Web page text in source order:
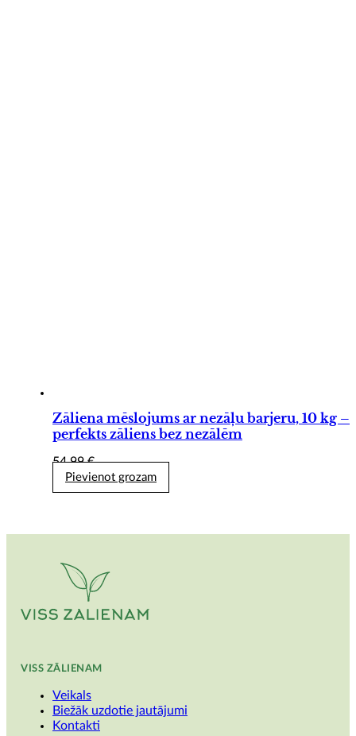
Zāliena mēslojums ar nezāļu barjeru, 10 kg –
perfekts zāliens bez nezālēm
54,99€
Pievienot grozam
VISS ZĀLIENAM
Veikals
Biežāk uzdotie jautājumi
Kontakti